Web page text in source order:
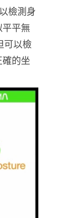
檢測身
平無
可以檢
的坐